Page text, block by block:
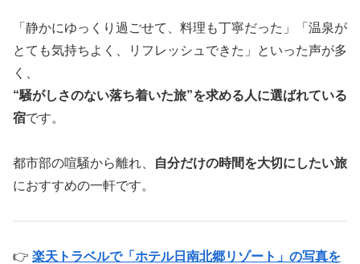
「静かにゆっくり過ごせて、料理も丁寧だった」「温泉が
とても気持ちよく、リフレッシュできた」といった声が多
く、
“騒がしさのない落ち着いた旅”を求める人に選ばれている
宿です。
都市部の喧騒から離れ、
自分だけの時間を大切にしたい旅
におすすめの一軒です。
👉 楽天トラベルで「ホテル日南北郷リゾート」の写真を